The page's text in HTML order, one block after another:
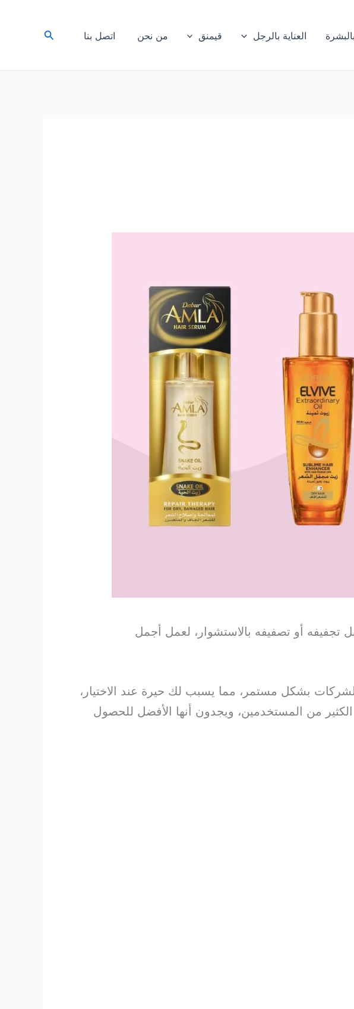
العناية بالرجل قيمنق من نحن اتصل بنا البحث
تجفيفه أو تصفيفه بالاستشوار، لعمل أجمل
بشكل مستمر، مما يسبب لك حيرة عند الاختيار،
الكثير من المستخدمين، ويجدون أنها الأفضل للحصول